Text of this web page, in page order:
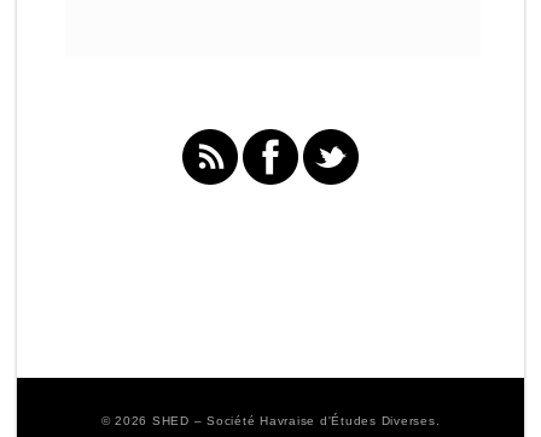
© 2026 SHED – Société Havraise d'Études Diverses.